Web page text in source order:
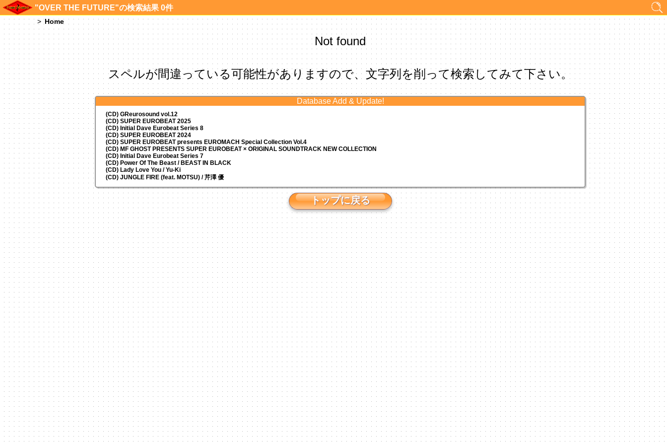
"OVER THE FUTURE"の検索結果 0件
Home
Not found
スペルが間違っている可能性がありますので、文字列を削って検索してみて下さい。
Database Add & Update!
(CD) GReurosound vol.12
(CD) SUPER EUROBEAT 2025
(CD) Initial Dave Eurobeat Series 8
(CD) SUPER EUROBEAT 2024
(CD)SUPER EUROBEAT presents EUROMACH Special Collection Vol.4
(CD) MF GHOST PRESENTS SUPER EUROBEAT × ORIGINAL SOUNDTRACK NEW COLLECTION
(CD) Initial Dave Eurobeat Series 7
(CD) Power Of The Beast / BEAST IN BLACK
(CD) Lady Love You / Yu-Ki
(CD) JUNGLE FIRE (feat. MOTSU) / 芹澤 優
トップに戻る